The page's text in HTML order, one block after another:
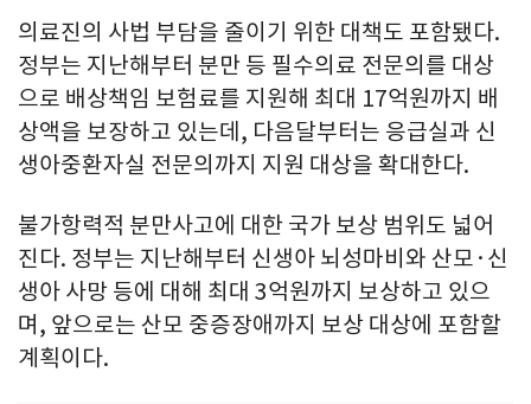
의료진의 사법 부담을 줄이기 위한 대책도 포함됐다.
정부는 지난해부터 분만 등 필수의료 전문의를 대상
으로 배상책임 보험료를 지원해 최대 17억원까지 배
상액을 보장하고 있는데, 다음달부터는 응급실과 신
생아중환자실 전문의까지 지원 대상을 확대한다.
불가항력적 분만사고에 대한 국가 보상 범위도 넓어
진다. 정부는 지난해부터 신생아 뇌성마비와 산모·신
생아 사망 등에 대해 최대 3억원까지 보상하고 있으
며, 앞으로는 산모 중증장애까지 보상 대상에 포함할
계획이다.